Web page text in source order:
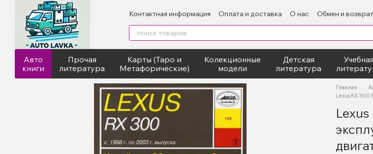
Перейти к основному контенту
Контактная информация Оплата и доставка О нас Обмен и возврат
Авто
книги
Прочая
литература
Карты (Таро и
Метафорические)
Колекционные
модели
Детская
литература
Учебная
Главная
Lexus RX